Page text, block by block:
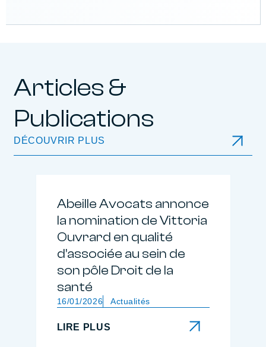
Articles &
Publications
DÉCOUVRIR PLUS
Abeille Avocats annonce
la nomination de Vittoria
Ouvrard en qualité
d’associée au sein de
son pôle Droit de la
santé
16/01/2026 Actualités
LIRE PLUS